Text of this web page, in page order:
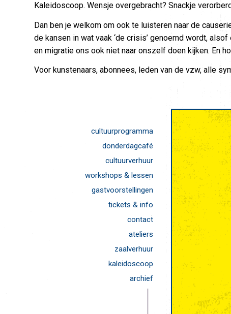
Kaleidoscoop. Wensje overgebracht? Snackje
Dan ben je welkom om ook te luisteren naar de
de kansen in wat vaak ‘de crisis’ genoemd wordt,
en migratie ons ook niet naar onszelf doen kijken. En
Voor kunstenaars, abonnees, leden van de vzw, alle
cultuurprogramma
donderdagcafé
cultuurverhuur
workshops & lessen
gastvoorstellingen
tickets & info
contact
ateliers
zaalverhuur
kaleidoscoop
archief